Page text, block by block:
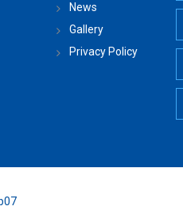
News
Gallery
Privacy Policy